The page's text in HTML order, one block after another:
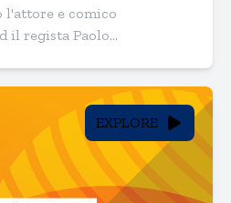
l'attore e comico
il regista Paolo...
EXPLORE